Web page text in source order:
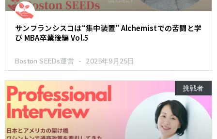
サンフランシスコは“集中装置” Alchemistでの苦闘と学
び MBA卒業後編 Vol.5
Boston SEEDs運営 2025年9月25日
挑戦者